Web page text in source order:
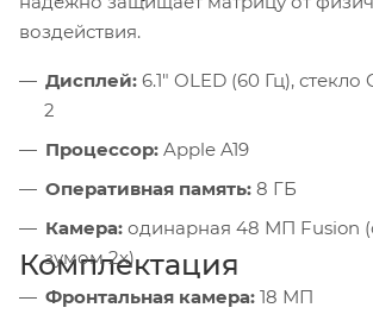
воздействия.
Дисплей: 6.1" OLED (60 Гц),
2
Процессор: Apple A19
Оперативная память: 8 ГБ
Камера: одинарная 48 МП Fusion
зумом 2x)
Фронтальная камера: 18 МП
Комплектация